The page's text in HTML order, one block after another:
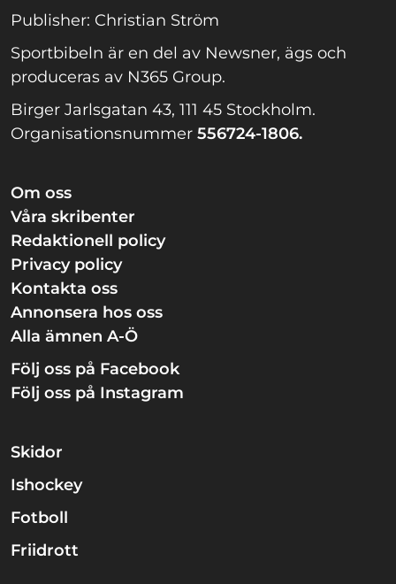
Publisher: Christian Ström
Sportbibeln är en del av Newsner, ägs och
produceras av N365 Group.
Birger Jarlsgatan 43, 111 45 Stockholm.
Organisationsnummer 556724-1806.
Om oss
Våra skribenter
Redaktionell policy
Privacy policy
Kontakta oss
Annonsera hos oss
Alla ämnen A-Ö
Följ oss på Facebook
Följ oss på Instagram
Skidor
Ishockey
Fotboll
Friidrott